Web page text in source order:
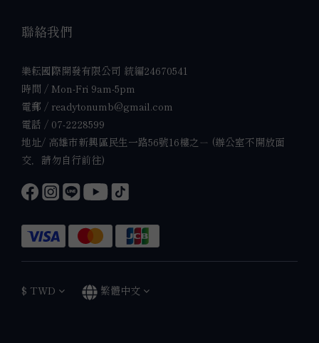
聯絡我們
樂耘國際開發有限公司 統編24670541
時間 / Mon-Fri 9am-5pm
電郵 / readytonumb@gmail.com
電話 / 07-2228599
地址/ 高雄市新興區民生一路56號16樓之ㄧ (辦公室不開放面
交，請勿自行前往)
$ TWD 繁體中文